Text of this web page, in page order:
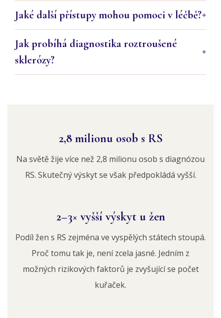
Jaké další přístupy mohou pomoci v léčbě?
Jak probíhá diagnostika roztroušené
sklerózy?
2,8 milionu osob s RS
Na světě žije více než 2,8 milionu osob s diagnózou
RS. Skutečný výskyt se však předpokládá vyšší.
2–3× vyšší výskyt u žen
Podíl žen s RS zejména ve vyspělých státech stoupá.
Proč tomu tak je, není zcela jasné. Jedním z
možných rizikových faktorů je zvyšující se počet
kuřaček.